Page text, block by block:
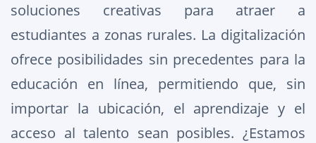
soluciones creativas para atraer a
estudiantes a zonas rurales. La digitalización
ofrece posibilidades sin precedentes para la
educación en línea, permitiendo que, sin
importar la ubicación, el aprendizaje y el
acceso al talento sean posibles. ¿Estamos